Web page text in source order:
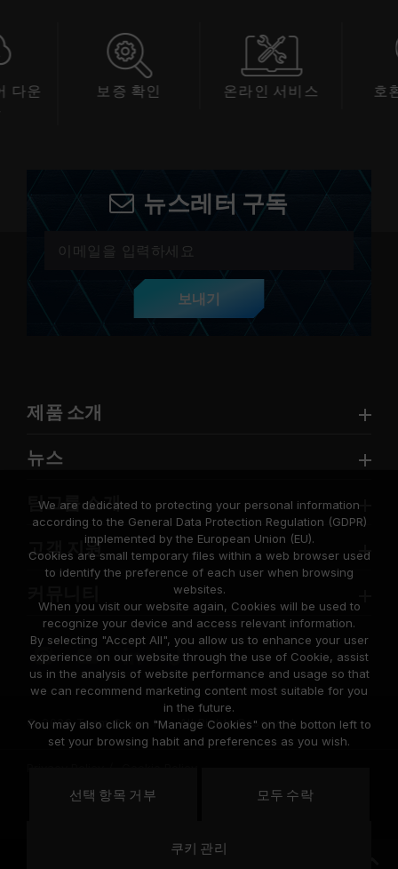
다운
보증 확인 온라인 서비스 호
뉴스레터 구독
보내기
제품 소개
뉴스
팀그룹 소개
고객 지원
© 2026 Team Group Inc. All Rights Reserved.
United
We are dedicated to protecting your personal information
according to the General Data Protection Regulation (GDPR)
implemented by the European Union (EU).
Cookies are small temporary files within a web browser used
to identify the preference of each user when browsing
websites.
When you visit our website again, Cookies will be used to
recognize your device and access relevant information.
By selecting "Accept All", you allow us to enhance your user
experience on our website through the use of Cookie, assist
us in the analysis of website performance and usage so that
we can recommend marketing content most suitable for you
in the future.
You may also click on "Manage Cookies" on the botton left to
set your browsing habit and preferences as you wish.
선택 항목 거부 모두 수락
쿠키 관리